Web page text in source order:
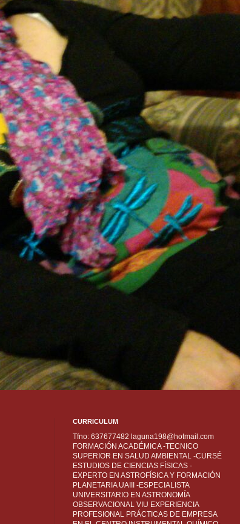
CURRICULUM
Tfno: 637677482 laguna198@hotmail.com
FORMACIÓN ACADÉMICA -TECNICO
SUPERIOR EN SALUD AMBIENTAL -CURSÉ
ESTUDIOS DE CIENCIAS FÍSICAS -
EXPERTO EN ASTROFÍSICA Y FORMACIÓN
PLANETARIA UAIII -ESPECIALISTA
UNIVERSITARIO EN ASTRONOMÍA
OBSERVACIONAL VIU EXPERIENCIA
PROFESIONAL PRÁCTICAS DE EMPRESA